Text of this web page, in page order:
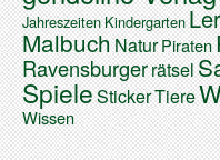
JahreszeitenKindergarten
MalbuchNaturPiraten
Ravensburgerrätsel
SpieleStickerTiere
Wissen